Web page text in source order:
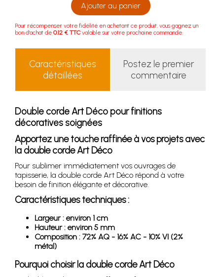
Ajouter au panier
Pour récompenser votre fidélité en achetant ce produit, vous gagnez un
bon d'achat de 0.12 € TTC valable sur votre prochaine commande.
Caractéristiques
détaillées
Postez le premier
commentaire
Double corde Art Déco pour finitions
décoratives soignées
Apportez une touche raffinée à vos projets avec
la double corde Art Déco
Pour sublimer immédiatement vos ouvrages de
tapisserie, la double corde Art Déco répond à votre
besoin de finition élégante et décorative.
Caractéristiques techniques :
Largeur : environ 1 cm
Hauteur : environ 5 mm
Composition : 72% AQ - 16% AC - 10% VI (2%
métal)
Pourquoi choisir la double corde Art Déco